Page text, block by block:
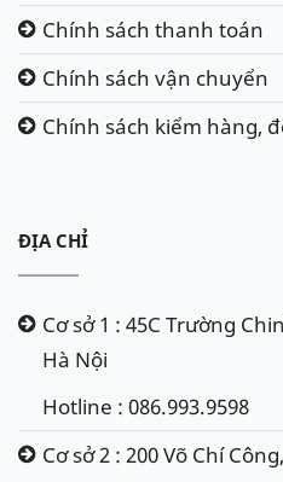
Chính sách thanh toán
Chính sách vận chuyển
Chính sách kiểm hàng,
ĐỊA CHỈ
Cơ sở 1 : 45C Trường
Hà Nội
Hotline : 086.993.9598
Cơ sở 2 : 200 Võ Chí